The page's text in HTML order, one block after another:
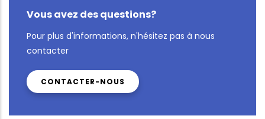
Vous avez des questions?
Pour plus d'informations, n'hésitez pas à nous
contacter
CONTACTER-NOUS